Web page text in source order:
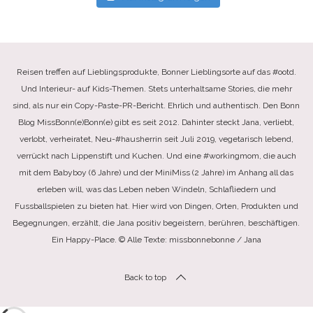
Reisen treffen auf Lieblingsprodukte, Bonner Lieblingsorte auf das #ootd.
Und Interieur- auf Kids-Themen. Stets unterhaltsame Stories, die mehr
sind, als nur ein Copy-Paste-PR-Bericht. Ehrlich und authentisch. Den Bonn
Blog MissBonn(e)Bonn(e) gibt es seit 2012. Dahinter steckt Jana, verliebt,
verlobt, verheiratet, Neu-#hausherrin seit Juli 2019, vegetarisch lebend,
verrückt nach Lippenstift und Kuchen. Und eine #workingmom, die auch
mit dem Babyboy (6 Jahre) und der MiniMiss (2 Jahre) im Anhang all das
erleben will, was das Leben neben Windeln, Schlafliedern und
Fussballspielen zu bieten hat. Hier wird von Dingen, Orten, Produkten und
Begegnungen, erzählt, die Jana positiv begeistern, berühren, beschäftigen.
Ein Happy-Place. © Alle Texte: missbonnebonne / Jana
Back to top